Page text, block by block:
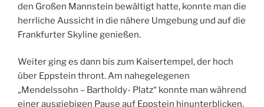
den Großen Mannstein bewältigt hatte, konnte man die
herrliche Aussicht in die nähere Umgebung und auf die
Frankfurter Skyline genießen.
Weiter ging es dann bis zum Kaisertempel, der hoch
über Eppstein thront. Am nahegelegenen
„Mendelssohn – Bartholdy- Platz“ konnte man während
einer ausgiebigen Pause auf Eppstein hinunterblicken.